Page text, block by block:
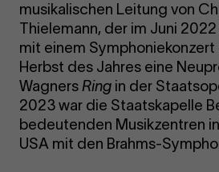
musikalischen Leitung von
Thielemann, der im Juni
mit einem
Herbst des Jahres eine
WagnersRing in der
2023 war die Staatskapelle
bedeutenden Musikzentren
USA mit den Brahms-